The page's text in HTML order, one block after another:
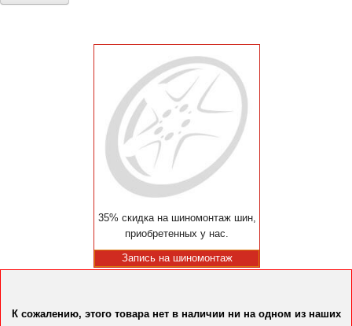
35% скидка на шиномонтаж шин,
приобретенных у нас.
Запись на шиномонтаж
К сожалению, этого товара нет в наличии ни на одном из наших